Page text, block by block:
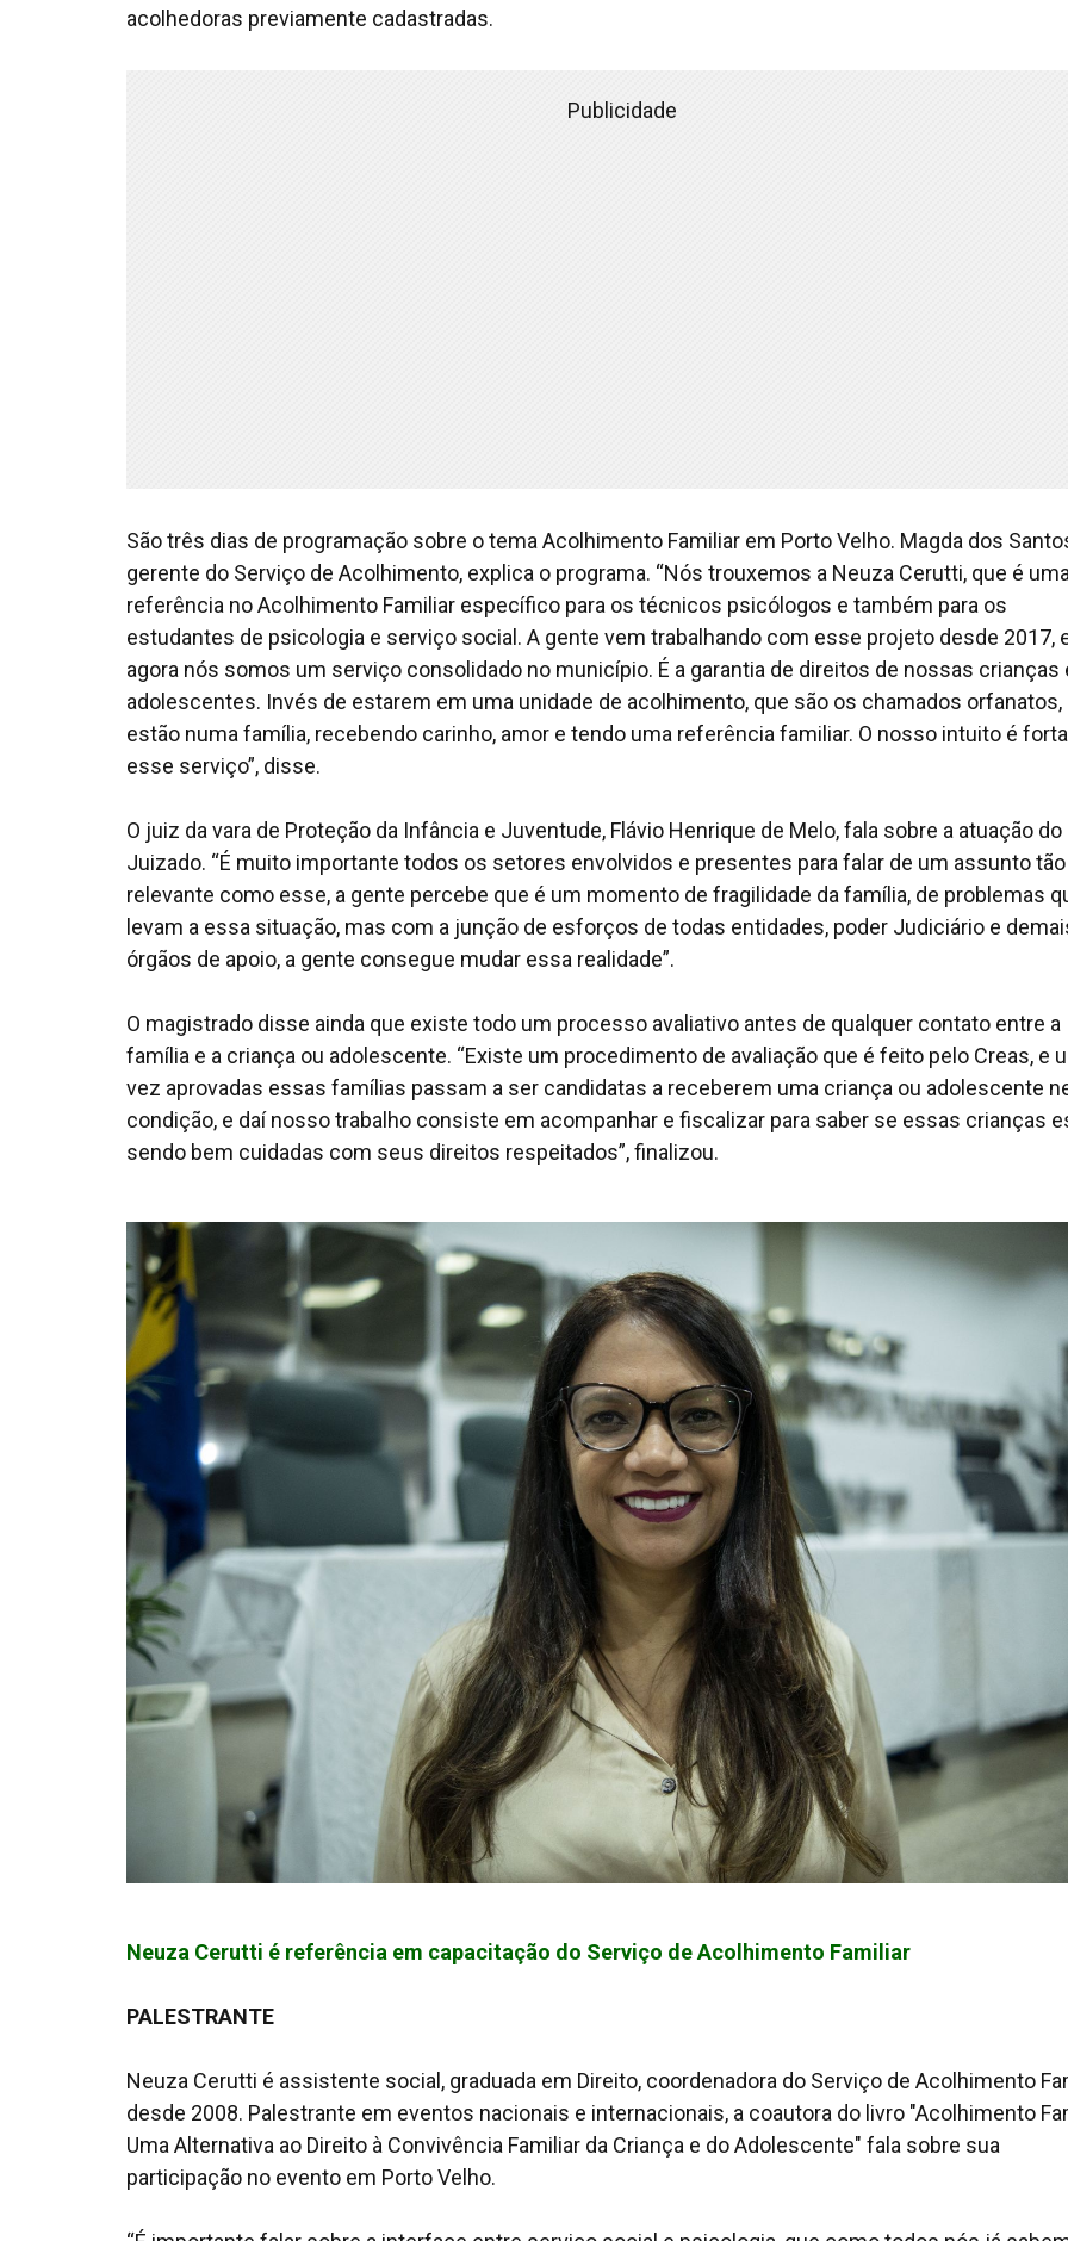
acolhedoras previamente cadastradas.
Publicidade
São três dias de programação sobre o tema Acolhimento Familiar em Porto Velho. Magda dos
gerente do Serviço de Acolhimento, explica o programa. “Nós trouxemos a Neuza Cerutti, que é uma
referência no Acolhimento Familiar específico para os técnicos psicólogos e também para os
estudantes de psicologia e serviço social. A gente vem trabalhando com esse projeto desde 2017,
agora nós somos um serviço consolidado no município. É a garantia de direitos de nossas crianças
adolescentes. Invés de estarem em uma unidade de acolhimento, que são os chamados orfanatos,
estão numa família, recebendo carinho, amor e tendo uma referência familiar. O nosso intuito é
esse serviço”, disse.
O juiz da vara de Proteção da Infância e Juventude, Flávio Henrique de Melo, fala sobre a atuação do
Juizado. “É muito importante todos os setores envolvidos e presentes para falar de um assunto tão
relevante como esse, a gente percebe que é um momento de fragilidade da família, de problemas
levam a essa situação, mas com a junção de esforços de todas entidades, poder Judiciário e
órgãos de apoio, a gente consegue mudar essa realidade”.
O magistrado disse ainda que existe todo um processo avaliativo antes de qualquer contato entre a
família e a criança ou adolescente. “Existe um procedimento de avaliação que é feito pelo Creas, e
vez aprovadas essas famílias passam a ser candidatas a receberem uma criança ou adolescente
condição, e daí nosso trabalho consiste em acompanhar e fiscalizar para saber se essas crianças
sendo bem cuidadas com seus direitos respeitados”, finalizou.
Neuza Cerutti é referência em capacitação do Serviço de Acolhimento Familiar
PALESTRANTE
Neuza Cerutti é assistente social, graduada em Direito, coordenadora do Serviço de Acolhimento
desde 2008. Palestrante em eventos nacionais e internacionais, a coautora do livro "Acolhimento
Uma Alternativa ao Direito à Convivência Familiar da Criança e do Adolescente" fala sobre sua
participação no evento em Porto Velho.